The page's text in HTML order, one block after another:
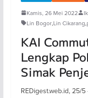
Kamis, 26 Mei 2022
Lin Bogor,Lin Cikarang,
KAI
Lengkap
Simak
REDigest.web.id, 25/